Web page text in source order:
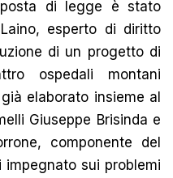
di legge è stato
esperto di diritto
di un progetto di
ospedali montani
elaborato insieme al
Giuseppe Brisinda e
componente del
sui problemi